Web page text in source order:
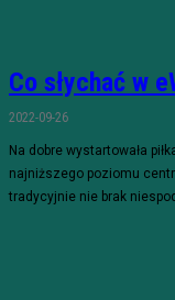
Co słychać w
2022-09-26
Na dobre wystartowała
najniższego poziomu
tradycyjnie nie brak